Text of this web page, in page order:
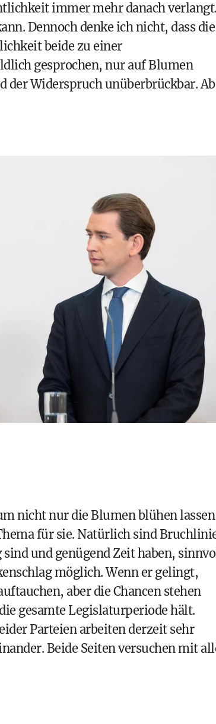
immer mehr danach verlangt.
Dennoch denke ich nicht, dass die
beide zu einer
gesprochen, nur auf Blumen
der Widerspruch unüberbrückbar.
nicht nur die Blumen blühen lassen
für sie. Natürlich sind
und genügend Zeit haben,
möglich. Wenn er gelingt,
aber die Chancen stehen
gesamte Legislaturperiode hält.
Parteien arbeiten derzeit sehr
Beide Seiten versuchen mit